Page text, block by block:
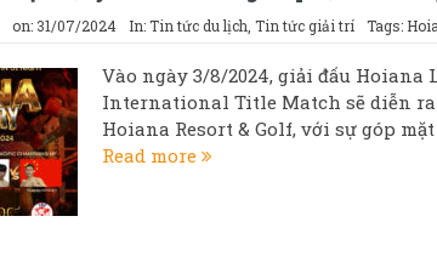
on: 31/07/2024 In:Tin tức du lịch Tin tức giải trí Tags:
Vào ngày 3/8/2024, giải đấu Hoiana
International Title Match sẽ diễn
Hoiana Resort & Golf, với sự góp mặt
Read more